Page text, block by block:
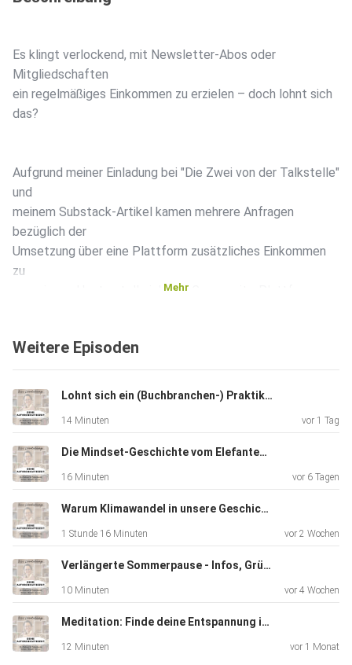
Es klingt verlockend, mit Newsletter-Abos oder
Mitgliedschaften
ein regelmäßiges Einkommen zu erzielen – doch lohnt sich
das?
Aufgrund meiner Einladung bei "Die Zwei von der Talkstelle"
und
meinem Substack-Artikel kamen mehrere Anfragen
bezüglich der
Umsetzung über eine Plattform zusätzliches Einkommen
zu
generieren. Heute stelle ich drei Community-Plattformen
teilhaben.
In "Lounge Einblick" lade ich dich dazu ein, Fragen zu
stellen,
die ich beantworte oder zeige Einblicke in mein Autoren-
oder
Autorenkaffeezeit"
erwartet:
Veröffentlichung
und Marketing.
Mehr
Weitere Episoden
Lohnt sich ein (Buchbranchen-) Praktikum in der Lounge?
14 Minuten vor 1 Tag
Die Mindset-Geschichte vom Elefanten (aus meinem neuen Buch)
16 Minuten vor 6 Tagen
Warum Klimawandel in unsere Geschichten gehört
1 Stunde 16 Minuten vor 2 Wochen
Verlängerte Sommerpause - Infos, Gründe und Gedanken
10 Minuten vor 4 Wochen
Meditation: Finde deine Entspannung im Getreidefeld
12 Minuten vor 1 Monat